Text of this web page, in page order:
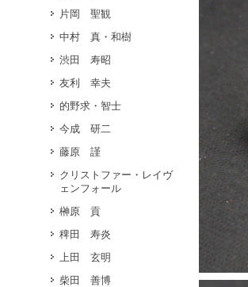
片岡 聖観
中村 真・和樹
渋田 寿昭
友利 幸夫
的野求・智士
今成 研二
藤原 謹
クリストファー・レイヴ
ェンフォール
榊原 貢
稗田 寿炎
上田 玄明
柴田 善博